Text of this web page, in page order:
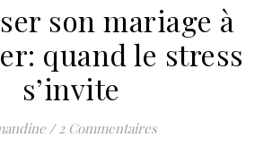
son mariage à
quand le stress
s’invite
/ 2 Commentaires